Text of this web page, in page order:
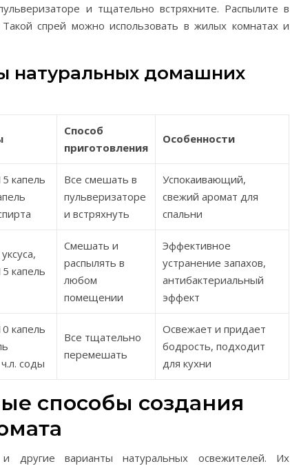
и тщательно встряхните. Распылите в
спрей можно использовать в жилых комнатах и
натуральных домашних
Способ
приготовления
Особенности
капель
Все смешать в
пульверизаторе
и встряхнуть
Успокаивающий,
свежий аромат для
спальни
капель
Смешать и
распылять в
любом
помещении
Эффективное
устранение запахов,
антибактериальный
эффект
капель
соды
Все тщательно
перемешать
Освежает и придает
бодрость, подходит
для кухни
способы создания
другие варианты натуральных освежителей. Их